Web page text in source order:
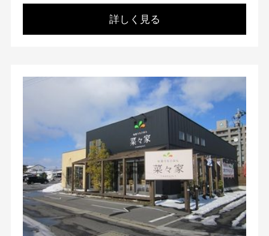
詳しく見る